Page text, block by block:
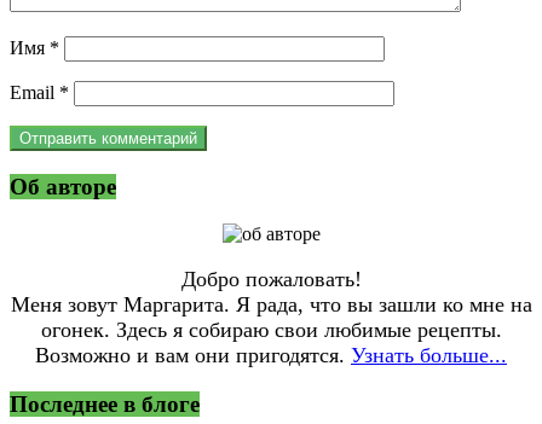
Имя *
Email *
Об авторе
Добро пожаловать!
Меня зовут Маргарита. Я рада, что вы зашли ко мне на
огонек. Здесь я собираю свои любимые рецепты.
Возможно и вам они пригодятся. Узнать больше...
Последнее в блоге